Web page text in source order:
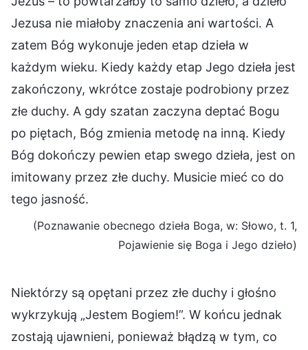
Jezusa nie miałoby znaczenia ani wartości. A
zatem Bóg wykonuje jeden etap dzieła w
każdym wieku. Kiedy każdy etap Jego dzieła jest
zakończony, wkrótce zostaje podrobiony przez
złe duchy. A gdy szatan zaczyna deptać Bogu
po piętach, Bóg zmienia metodę na inną. Kiedy
Bóg dokończy pewien etap swego dzieła, jest on
imitowany przez złe duchy. Musicie mieć co do
tego jasność.
(Poznawanie obecnego dzieła Boga, w: Słowo, t. 1,
Pojawienie się Boga i Jego dzieło)
Niektórzy są opętani przez złe duchy i głośno
wykrzykują „Jestem Bogiem!”. W końcu jednak
zostają ujawnieni, ponieważ błądzą w tym, co